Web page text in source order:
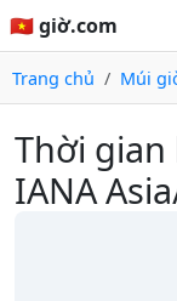
🇻🇳 giờ.com
Trang chủ Múi
Thời
IANA